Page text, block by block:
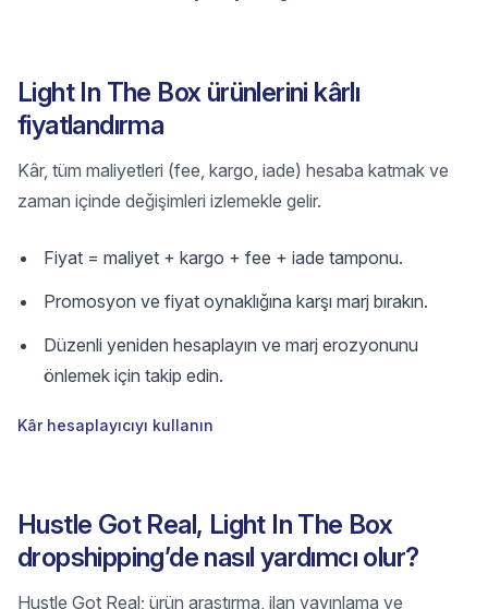
Light In The Box ürünlerini kârlı
fiyatlandırma
Kâr, tüm maliyetleri (fee, kargo, iade) hesaba katmak ve
zaman içinde değişimleri izlemekle gelir.
Fiyat = maliyet + kargo + fee + iade tamponu.
Promosyon ve fiyat oynaklığına karşı marj bırakın.
Düzenli yeniden hesaplayın ve marj erozyonunu
önlemek için takip edin.
Kâr hesaplayıcıyı kullanın
Hustle Got Real, Light In The Box
dropshipping’de nasıl yardımcı olur?
Hustle Got Real; ürün araştırma, ilan yayınlama ve